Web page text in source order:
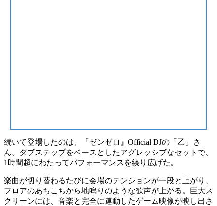
続いて登場したのは、『ゼンゼロ』Official DJの 「乙」さ
ん。 ダブステップをベースとしたアグレッシブなセット で、
1時間超にわたってパフォーマンスを繰り広げた。
楽曲が切り替わるたびに会場のテンションが一段と上がり、
フロアのあちこちから地鳴りのような歓声が上がる。巨大ス
クリーンには、音楽と完全に連動したゲーム映像が映し出さ